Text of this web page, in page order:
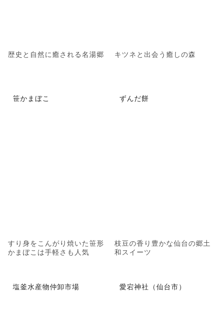
歴史と自然に癒される名湯郷 キツネと出会う癒しの森
笹かまぼこ
すり身をこんがり焼いた笹形
かまぼこは手軽さも人気
ずんだ餅
枝豆の香り豊かな仙台の郷土
和スイーツ
塩釜水産物仲卸市場 愛宕神社（仙台市）